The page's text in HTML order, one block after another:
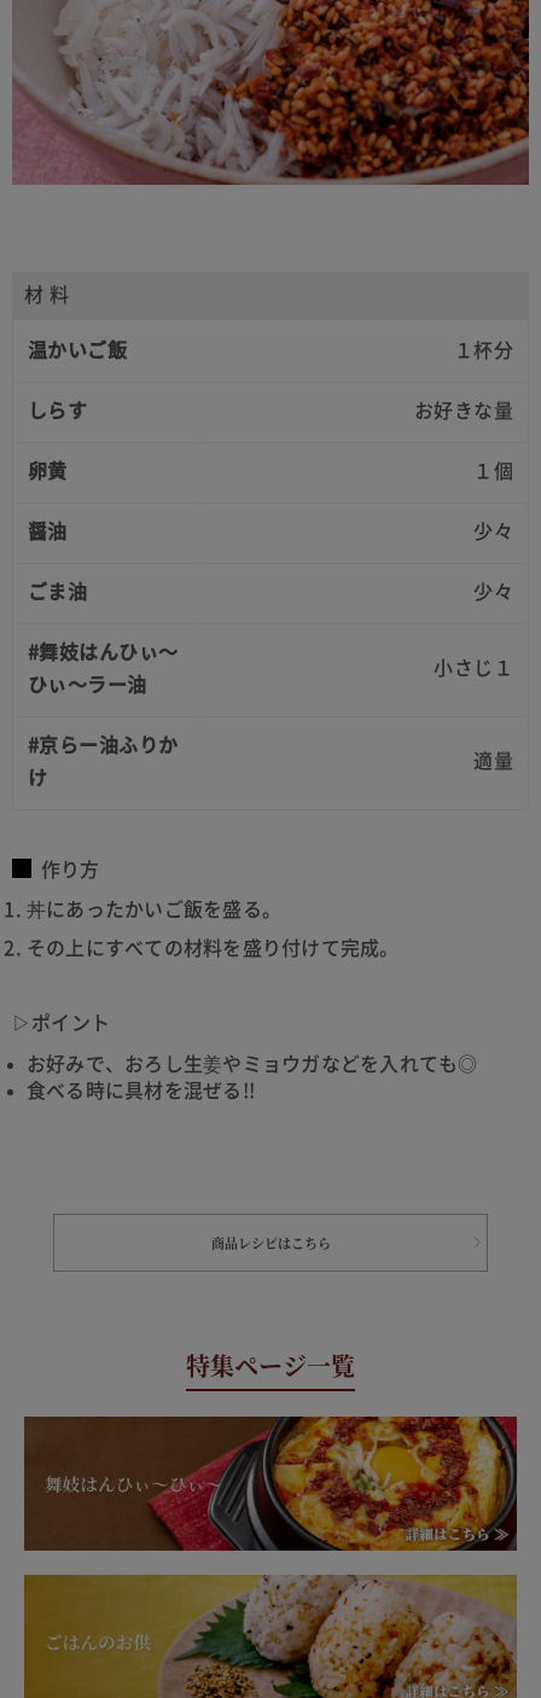
材 料
温かいご飯 １杯分
しらす お好きな量
卵黄 １個
醤油 少々
ごま油 少々
#舞妓はんひぃ～
ひぃ～ラー油
小さじ１
#京らー油ふりか
け
適量
作り方
丼にあったかいご飯を盛る。
その上にすべての材料を盛り付けて完成。
▷ポイント
お好みで、おろし生姜やミョウガなどを入れても◎
食べる時に具材を混ぜる!!
商品レシピはこちら
特集ページ一覧